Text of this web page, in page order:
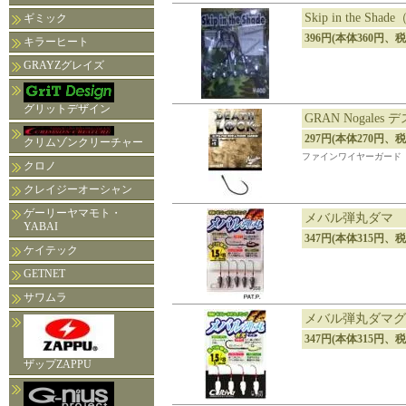
ギミック
キラーヒート
GRAYZグレイズ
グリットデザイン
クリムゾンクリーチャー
クロノ
クレイジーオーシャン
ゲーリーヤマモト・
YABAI
ケイテック
GETNET
サワムラ
ザップZAPPU
Skip in the
396円(本体360円、
GRAN Nogales
297円(本体270円、
ファインワイヤーガード
メバル弾丸ダマ
347円(本体315円、
メバル弾丸ダマ
347円(本体315円、